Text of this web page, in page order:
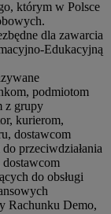
którym w Polsce
dla zawarcia
Edukacyjną
podmiotom
z grupy
kurierom,
dostawcom
przeciwdziałania
do obsługi
Rachunku Demo,